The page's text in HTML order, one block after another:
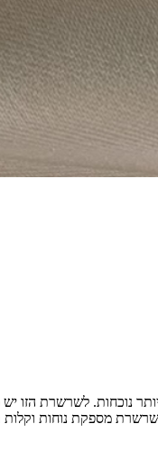
נוכחות. לשרשרת הזו
מספקת נוחות